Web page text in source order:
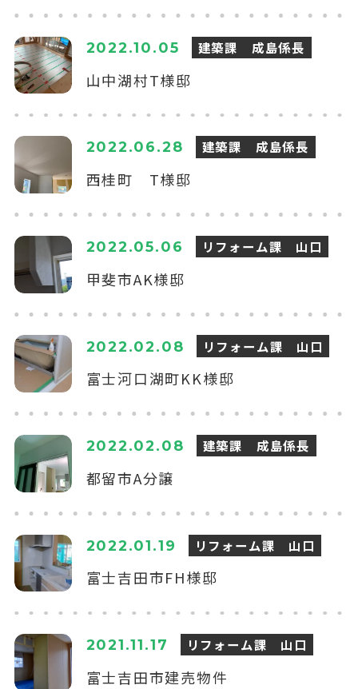
2022.10.05 建築課 成島係長
山中湖村T様邸
2022.06.28 建築課 成島係長
西桂町 T様邸
2022.05.06 リフォーム課 山口
甲斐市AK様邸
2022.02.08 リフォーム課 山口
富士河口湖町KK様邸
2022.02.08 建築課 成島係長
都留市A分譲
2022.01.19 リフォーム課 山口
富士吉田市FH様邸
2021.11.17 リフォーム課 山口
富士吉田市建売物件